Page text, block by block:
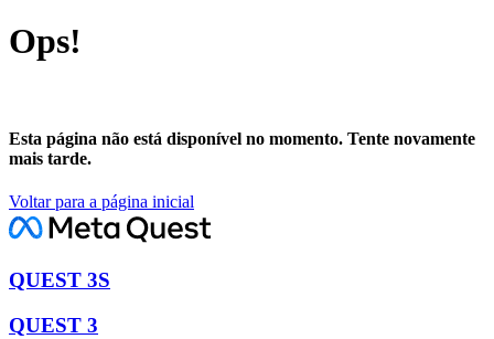
Ops!
Esta página não está disponível no momento. Tente novamente
mais tarde.
Voltar para a página inicial
QUEST 3S
QUEST 3